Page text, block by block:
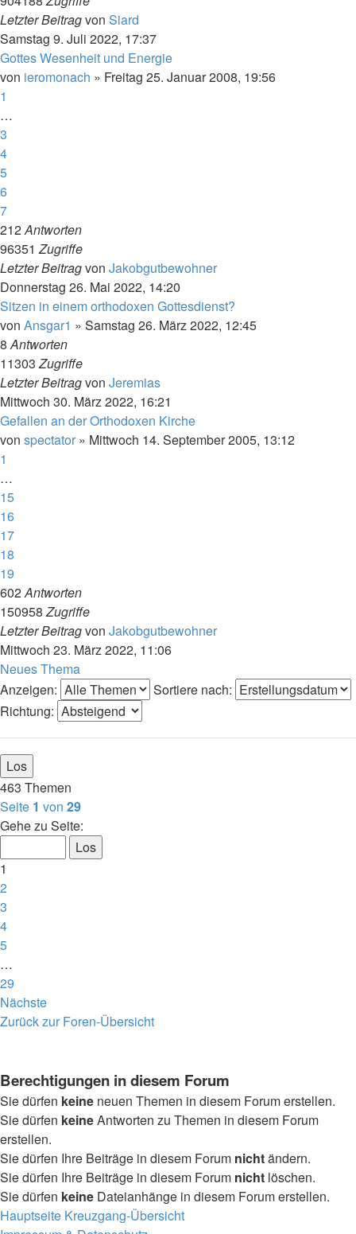
Letzter Beitragvon Siard
Samstag 9. Juli 2022, 17:37
Gottes Wesenheit und Energie
von ieromonach » Freitag 25. Januar 2008, 19:56
1
…
3
4
5
6
7
212Antworten
96351Zugriffe
Letzter Beitragvon Jakobgutbewohner
Donnerstag 26. Mai 2022, 14:20
Sitzen in einem orthodoxen Gottesdienst?
von Ansgar1 » Samstag 26. März 2022, 12:45
8Antworten
11303Zugriffe
Letzter Beitragvon Jeremias
Mittwoch 30. März 2022, 16:21
Gefallen an der Orthodoxen Kirche
von spectator » Mittwoch 14. September 2005, 13:12
1
…
15
16
17
18
19
602Antworten
150958Zugriffe
Letzter Beitragvon Jakobgutbewohner
Mittwoch 23. März 2022, 11:06
Neues Thema
Anzeigen:
Sortiere nach:
Richtung:
463 Themen
Seite 1 von 29
Gehe zu Seite:
1
2
3
4
5
…
29
Nächste
Zurück zur Foren-Übersicht
Berechtigungen in diesem Forum
Sie dürfen keine neuen Themen in diesem Forum erstellen.
Sie dürfen keineAntworten zu Themen in diesem Forum
erstellen.
Sie dürfen Ihre Beiträge in diesem Forum nichtändern.
Sie dürfen Ihre Beiträge in diesem Forum nicht löschen.
Sie dürfen keine Dateianhänge in diesem Forum erstellen.
Hauptseite Kreuzgang-Übersicht